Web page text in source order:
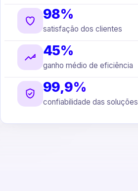
98%
satisfação dos clientes
45%
ganho médio de eficiência
99,9%
confiabilidade das soluções